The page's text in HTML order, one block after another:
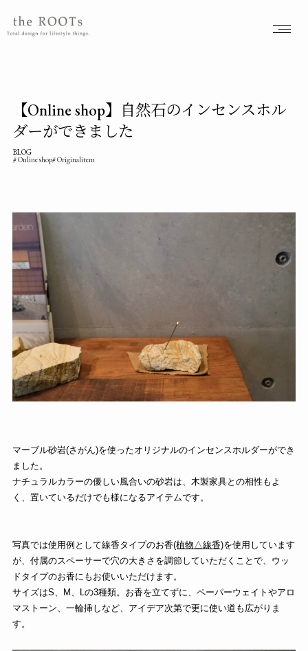
【Online shop】自然石のインセンスホル
ダーができました
BLOG
Online shop Originalitem
マーブル砂岩(さがん)を使ったオリジナルのインセンスホルダーができ
ました。
ナチュラルカラーの優しい風合いの砂岩は、木製家具との相性もよ
く、置いているだけでも様になるアイテムです。
写真では使用例として線香タイプのお香(植物△線香)を使用しています
が、付属のスペーサーで穴の大きさを調節していただくことで、ウッ
ドタイプのお香にもお使いいただけます。
サイズはS、M、Lの3種類。お香を立てずに、ペーパーウェイトやアロ
マストーン、一輪挿しなど、アイデア次第で更に使い道も広がりま
す。